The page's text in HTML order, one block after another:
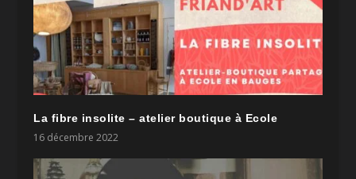
La fibre insolite – atelier boutique à Ecole
16 décembre 2022